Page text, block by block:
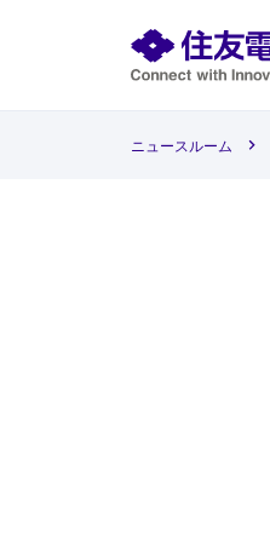
ニュースルーム